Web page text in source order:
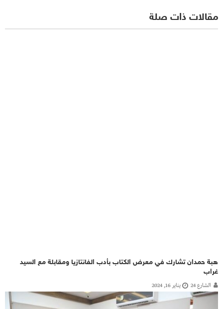
مقالات ذات صلة
هبة حمدان تشارك في معرض الكتاب بأدب الفانتازيا ومقابلة مع السيد
غراب
الشارع 24 يناير 16, 2024